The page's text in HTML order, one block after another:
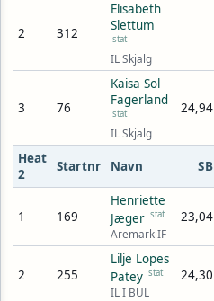
2 312
Elisabeth
Slettum
stat
IL Skjalg
3 76
Kaisa Sol
Fagerland
stat
IL Skjalg
24,94
Heat
2
Startnr Navn SB
1 169
Henriette
Jæger stat
Aremark IF
23,04
2 255
Lilje Lopes
Patey stat
IL I BUL
24,30